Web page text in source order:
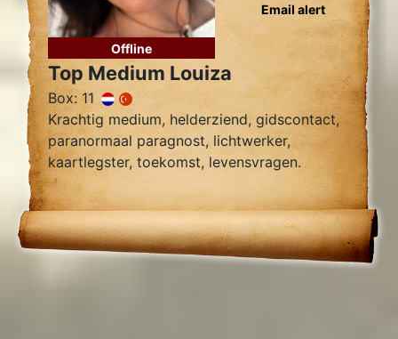
Offline
Email alert
Top Medium Louiza
Box: 11
Krachtig medium, helderziend, gidscontact,
paranormaal paragnost, lichtwerker,
kaartlegster, toekomst, levensvragen.